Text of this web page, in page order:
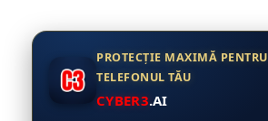
PROTECȚIE MAXIMĂ PENTRU
TELEFONUL TĂU
CYBER3.AI